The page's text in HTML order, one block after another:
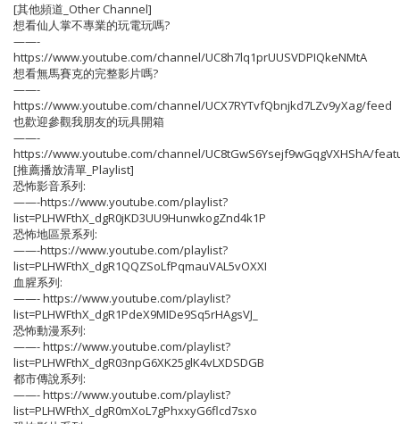
[其他頻道_Other Channel]
想看仙人掌不專業的玩電玩嗎?
——-
https://www.youtube.com/channel/UC8h7lq1prUUSVDPIQkeNMtA
想看無馬賽克的完整影片嗎?
——-
https://www.youtube.com/channel/UCX7RYTvfQbnjkd7LZv9yXag/feed
也歡迎參觀我朋友的玩具開箱
——-
https://www.youtube.com/channel/UC8tGwS6Ysejf9wGqgVXHShA/
[推薦播放清單_Playlist]
恐怖影音系列:
——-https://www.youtube.com/playlist?
list=PLHWFthX_dgR0jKD3UU9HunwkogZnd4k1P
恐怖地區景系列:
——-https://www.youtube.com/playlist?
list=PLHWFthX_dgR1QQZSoLfPqmauVAL5vOXXI
血腥系列:
——- https://www.youtube.com/playlist?
list=PLHWFthX_dgR1PdeX9MIDe9Sq5rHAgsVJ_
恐怖動漫系列:
——- https://www.youtube.com/playlist?
list=PLHWFthX_dgR03npG6XK25glK4vLXDSDGB
都市傳說系列:
——- https://www.youtube.com/playlist?
list=PLHWFthX_dgR0mXoL7gPhxxyG6flcd7sxo